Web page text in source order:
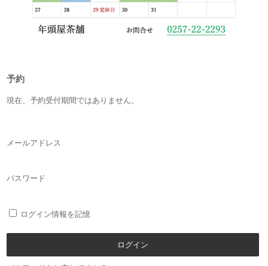
予約
現在、予約受付期間ではありません。
メールアドレス
パスワード
ログイン情報を記憶